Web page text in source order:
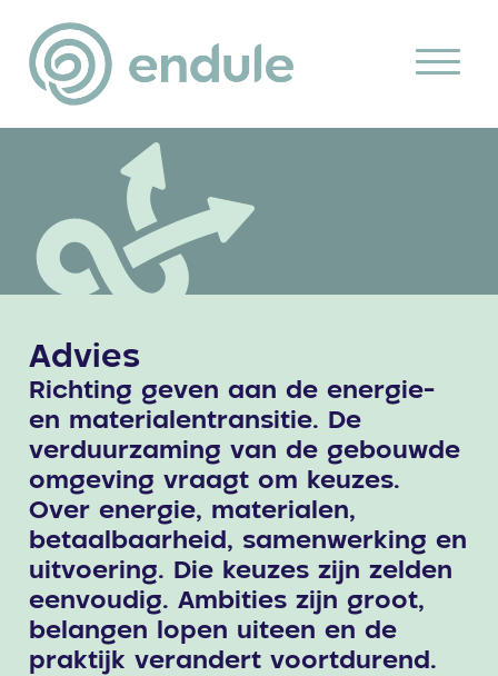
Advies
Richting geven aan de energie-
en materialentransitie. De
verduurzaming van de gebouwde
omgeving vraagt om keuzes.
Over energie, materialen,
betaalbaarheid, samenwerking en
uitvoering. Die keuzes zijn zelden
eenvoudig. Ambities zijn groot,
belangen lopen uiteen en de
praktijk verandert voortdurend.